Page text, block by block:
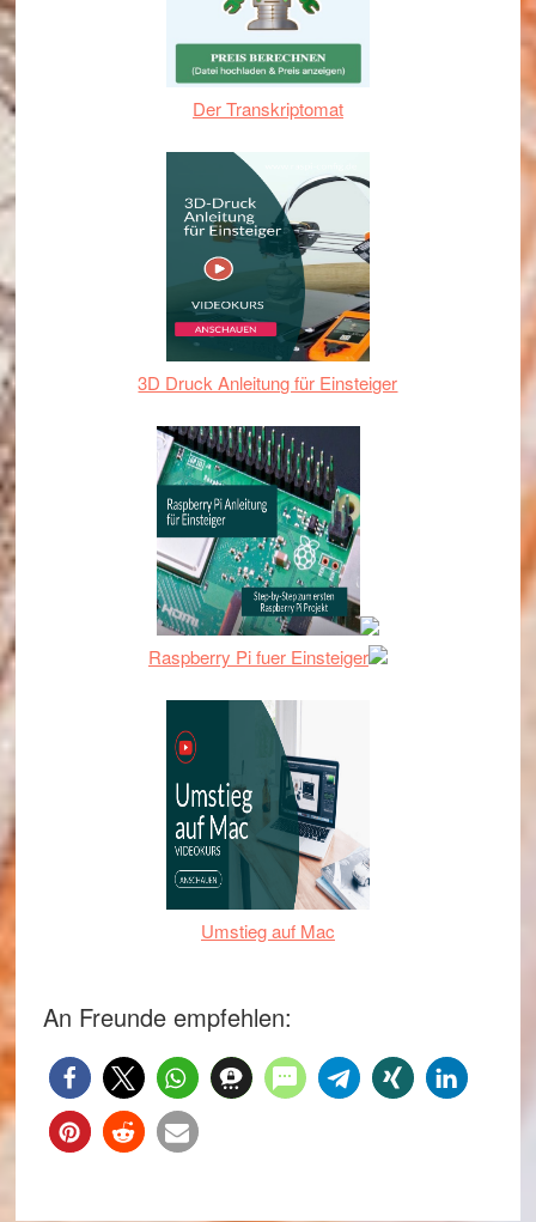
Der Transkriptomat
3D Druck Anleitung für Einsteiger
Raspberry Pi fuer Einsteiger
Umstieg auf Mac
An Freunde empfehlen: